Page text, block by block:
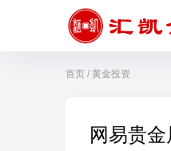
首页 / 黄金投资
网易贵